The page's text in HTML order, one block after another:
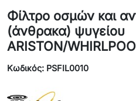
Φίλτρο οσμών και
(άνθρακα) ψυγείου
ARISTON/
Κωδικός: PSFIL0010